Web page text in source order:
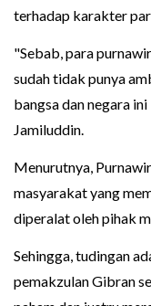
terhadap karakter
"Sebab, para
sudah tidak punya
bangsa dan negara
Jamiluddin.
Menurutnya,
masyarakat yang
diperalat oleh pihak
Sehingga, tudingan
pemakzulan Gibran